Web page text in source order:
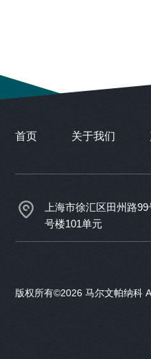
首页 关于我们
上海市徐汇区田州路
号楼101单元
版权所有©2026 马尔文帕纳科